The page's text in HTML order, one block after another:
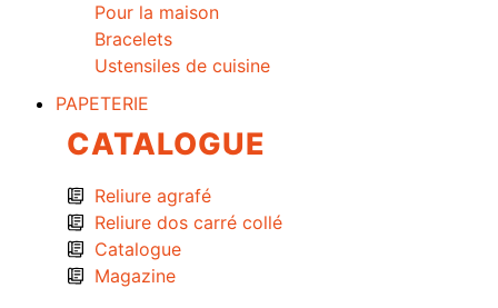
Pour la maison
Bracelets
Ustensiles de cuisine
PAPETERIE
CATALOGUE
Reliure agrafé
Reliure dos carré collé
Catalogue
Magazine